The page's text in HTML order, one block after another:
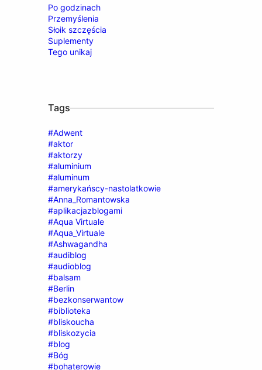
Po godzinach
Przemyślenia
Słoik szczęścia
Suplementy
Tego unikaj
Tags
#Adwent
#aktor
#aktorzy
#aluminium
#aluminum
#amerykańscy-nastolatkowie
#Anna_Romantowska
#aplikacjazblogami
#Aqua Virtuale
#Aqua_Virtuale
#Ashwagandha
#audiblog
#audioblog
#balsam
#Berlin
#bezkonserwantow
#biblioteka
#bliskoucha
#bliskozycia
#blog
#Bóg
#bohaterowie